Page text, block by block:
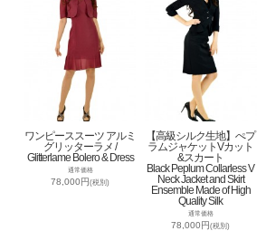
ワンピーススーツ アルミ
グリッターラメ /
Glitterlame Bolero & Dress
通常価格
78,000円(税別)
【高級シルク生地】ぺプ
ラムジャケットVカット
&スカート
Black Peplum Collarless V
Neck Jacket and Skirt
Ensemble Made of High
Quality Silk
通常価格
78,000円(税別)